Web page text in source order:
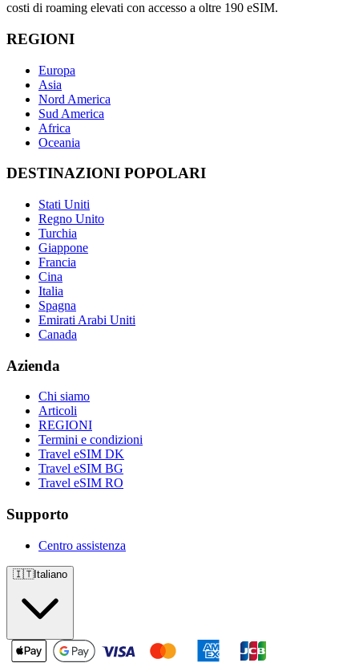
costi di roaming elevati con accesso a oltre 190 eSIM.
REGIONI
Europa
Asia
Nord America
Sud America
Africa
Oceania
DESTINAZIONI POPOLARI
Stati Uniti
Regno Unito
Turchia
Giappone
Francia
Cina
Italia
Spagna
Emirati Arabi Uniti
Canada
Azienda
Chi siamo
Articoli
REGIONI
Termini e condizioni
Travel eSIM DK
Travel eSIM BG
Travel eSIM RO
Supporto
Centro assistenza
🇮🇹Italiano